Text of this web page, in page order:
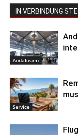
IN VERBINDUNG
Andalusien
Service